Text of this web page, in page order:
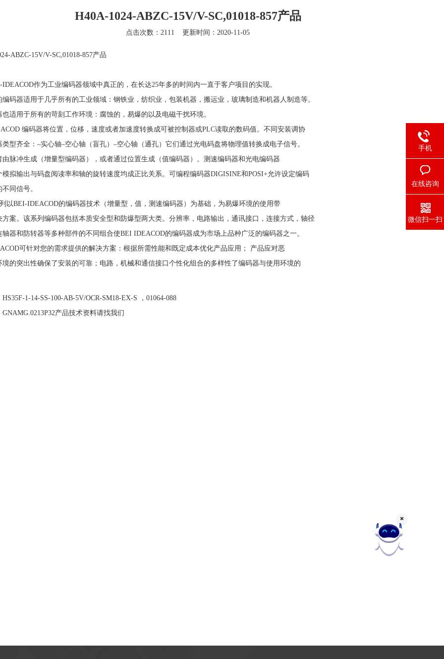
H40A-1024-ABZC-15V/V-SC,01018-857产品
点击次数：2111 更新时间：2020-11-05
ABZC-15V/V-SC,01018-857产品
IDEACOD作为工业编码器领域中真正的，在长达25年多的时间内一直于客户项目的实现。
编码器适用于几乎所有的工业领域：钢铁业，纺织业，包装机器，搬运业，玻璃制造和机器人制造等。
也适用于所有的苛刻工作环境：腐蚀的，易爆的以及电磁干扰环境。
编码器将位置，位移，速度或者加速度转换成可被控制器或PLC读取的数码值。不同安装调协
类型齐全：–实心轴–空心轴（盲孔）–空心轴（通孔）它们通过光电码盘将物理值转换成电子信号。
由脉冲生成（增量型编码器），或者通过位置生成（值编码器）。测速编码器和光电编码器
模拟输出与码盘阅读率和轴的旋转速度均成正比关系。可编程编码器DIGISINE和POSI+允许设定编码
同信号。
以BEI-IDEACOD的编码器技术（增量型，值，测速编码器）为基础，为易爆环境的使用带
方案。该系列编码器包括本质安全型和防爆型两大类。分辨率，电路输出，通讯接口，连接方式，轴径
轴器和防转器等多种部件的不同组合使BEI IDEACOD的编码器成为市场上品种广泛的编码器之一。
可针对您的需求提供的解决方案：根据所需性能和既定成本优化产品应用； 产品应对恶
境的突出性确保了安装的可靠；电路，机械和通信接口个性化组合的多样性了编码器与使用环境的
HS35F-1-14-SS-100-AB-5V/OCR-SM18-EX-S ，01064-088
GNAMG.0213P32产品技术资料请找我们
手机
在线咨询
微信扫一扫